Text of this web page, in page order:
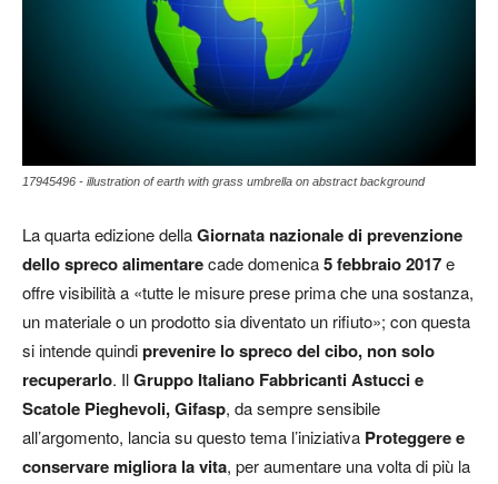
17945496 - illustration of earth with grass umbrella on abstract background
La quarta edizione dellaGiornata nazionale di prevenzione
dello spreco alimentarecade domenica5 febbraio 2017e
offre visibilità a «tutte le misure prese prima che una sostanza,
un materiale o un prodotto sia diventato un rifiuto»; con questa
si intende quindiprevenire lo spreco del cibo, non solo
recuperarlo. IlGruppo Italiano Fabbricanti Astucci e
Scatole Pieghevoli, Gifasp, da sempre sensibile
all’argomento, lancia su questo tema l’iniziativa Proteggere e
conservare migliora la vita, per aumentare una volta di più la